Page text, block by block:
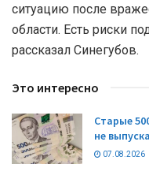
ситуацию после
области. Есть риски
рассказал Синегубов.
Это интересно
Старые
не
07.08.2026